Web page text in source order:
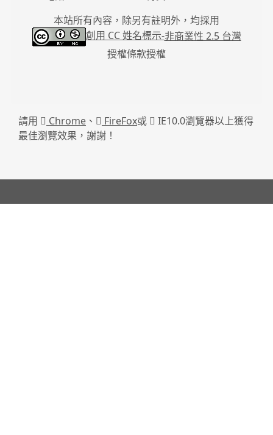
本站所有內容，除另有註明外，均採用
創用 CC 姓名標示-非商業性 2.5 台灣
授權條款授權
請用 Chrome 、 FireFox或
IE10.0瀏覽器以上獲得
最佳瀏覽效果，謝謝！